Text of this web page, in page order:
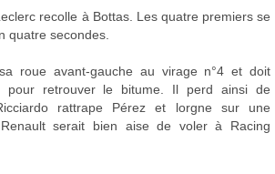
recolle à Bottas. Les quatre premiers se
quatre secondes.
roue avant-gauche au virage n°4 et doit
pour retrouver le bitume. Il perd ainsi de
rattrape Pérez et lorgne sur une
serait bien aise de voler à Racing